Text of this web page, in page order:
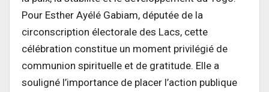
Pour Esther Ayélé Gabiam, députée de la
circonscription électorale des Lacs, cette
célébration constitue un moment privilégié de
communion spirituelle et de gratitude. Elle a
souligné l’importance de placer l’action publique